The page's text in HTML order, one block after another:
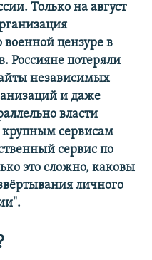
Только на август
военной цензуре в
Россияне потеряли
независимых
и даже
власти
сервисам
сервис по
это сложно, каковы
личного